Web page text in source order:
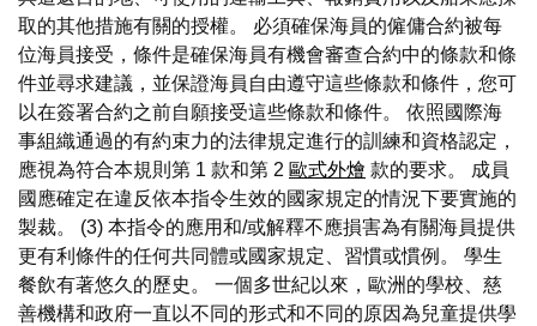
取的其他措施有關的授權。 必須確保海員的僱傭合約被每
位海員接受，條件是確保海員有機會審查合約中的條款和條
件並尋求建議，並保證海員自由遵守這些條款和條件，您可
以在簽署合約之前自願接受這些條款和條件。 依照國際海
事組織通過的有約束力的法律規定進行的訓練和資格認定，
應視為符合本規則第 1 款和第 2 歐式外燴 款的要求。 成員
國應確定在違反依本指令生效的國家規定的情況下要實施的
製裁。 (3) 本指令的應用和/或解釋不應損害為有關海員提供
更有利條件的任何共同體或國家規定、習慣或慣例。 學生
餐飲有著悠久的歷史。 一個多世紀以來，歐洲的學校、慈
善機構和政府一直以不同的形式和不同的原因為兒童提供學